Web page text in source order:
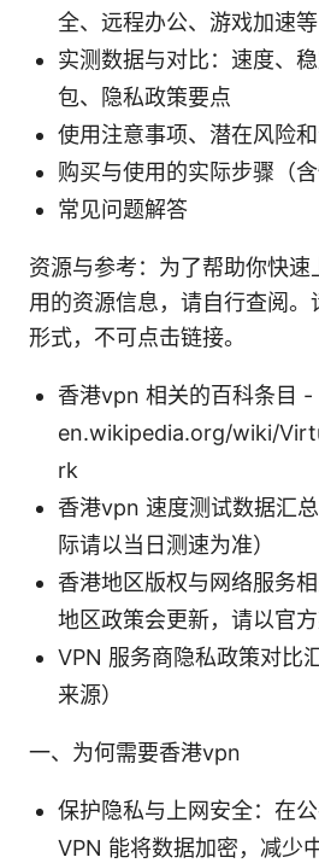
全、远程办公、游戏加速等
实测数据与对比：速度、
包、隐私政策要点
使用注意事项、潜在风险
购买与使用的实际步骤（含
常见问题解答
资源与参考：为了帮助你快
用的资源信息，请自行查阅
形式，不可点击链接。
香港vpn 相关的百科条目 -
en.wikipedia.org/wiki/
rk
香港vpn 速度测试数据汇
际请以当日测速为准）
香港地区版权与网络服务
地区政策会更新，请以官方
VPN 服务商隐私政策对比
来源）
一、为何需要香港vpn
保护隐私与上网安全：在
VPN 能将数据加密，减少